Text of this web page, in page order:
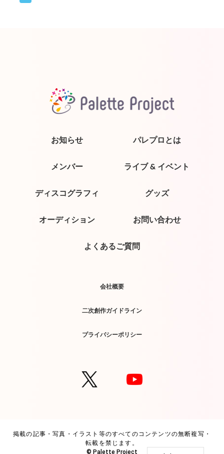
お知らせ パレプロとは
メンバー ライブ & イベント
ディスコグラフィ グッズ
オーディション お問い合わせ
よくあるご質問
会社概要
二次創作ガイドライン
プライバシーポリシー
掲載の記事・写真・イラスト等のすべてのコンテンツの無断複写・
転載を禁じます。
© Palette Project